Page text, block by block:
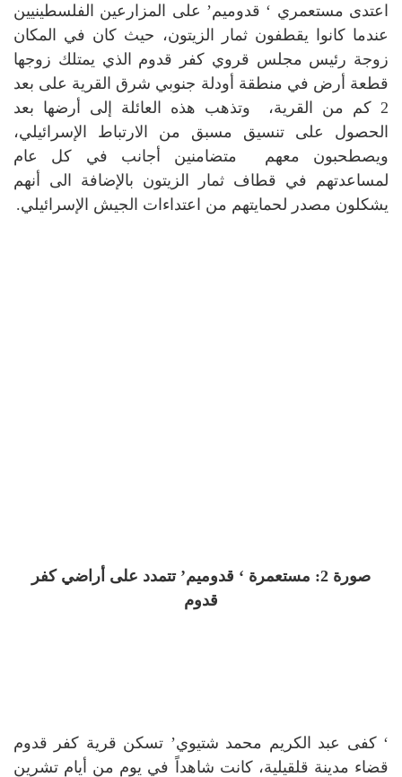
اعتدى مستعمري ‘ قدوميم’ على المزارعين الفلسطينيين
عندما كانوا يقطفون ثمار الزيتون، حيث كان في المكان
زوجة رئيس مجلس قروي كفر قدوم الذي يمتلك زوجها
قطعة أرض في منطقة أودلة جنوبي شرق القرية على بعد
2 كم من القرية، وتذهب هذه العائلة إلى أرضها بعد
الحصول على تنسيق مسبق من الارتباط الإسرائيلي،
ويصطحبون معهم متضامنين أجانب في كل عام
لمساعدتهم في قطاف ثمار الزيتون بالإضافة الى أنهم
يشكلون مصدر لحمايتهم من اعتداءات الجيش الإسرائيلي.
صورة 2: مستعمرة ‘ قدوميم’ تتمدد على أراضي كفر
قدوم
‘ كفى عبد الكريم محمد شتيوي’ تسكن قرية كفر قدوم
قضاء مدينة قلقيلية، كانت شاهداً في يوم من أيام تشرين